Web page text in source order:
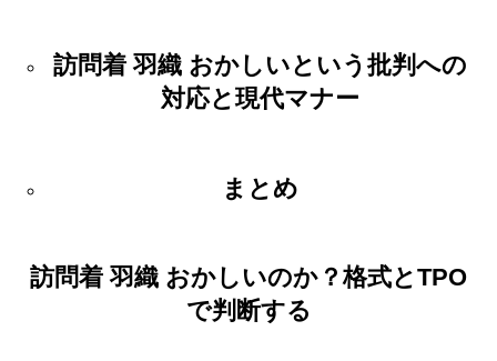
訪問着 羽織 おかしいという批判への
対応と現代マナー
まとめ
訪問着 羽織 おかしいのか？格式とTPO
で判断する